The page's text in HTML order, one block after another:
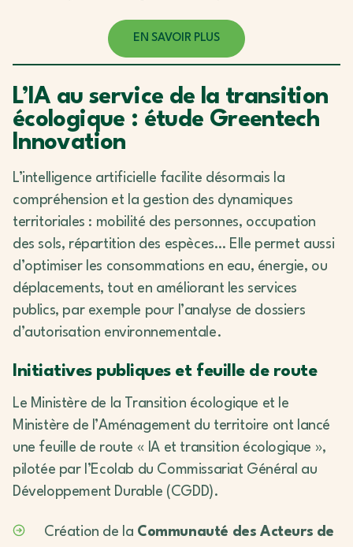
EN SAVOIR PLUS
L’IA au service de la transition
écologique : étude Greentech
Innovation
L’intelligence artificielle facilite désormais la
compréhension et la gestion des dynamiques
territoriales : mobilité des personnes, occupation
des sols, répartition des espèces… Elle permet aussi
d’optimiser les consommations en eau, énergie, ou
déplacements, tout en améliorant les services
publics, par exemple pour l’analyse de dossiers
d’autorisation environnementale.
Initiatives publiques et feuille de route
Le Ministère de la Transition écologique et le
Ministère de l’Aménagement du territoire ont lancé
une feuille de route « IA et transition écologique »,
pilotée par l’Ecolab du Commissariat Général au
Développement Durable (CGDD).
Création de la Communauté des Acteurs de